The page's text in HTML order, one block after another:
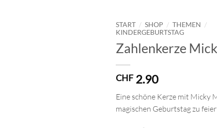
START / SHOP / THEMEN /
KINDERGEBURTSTAG
Zahlenkerze
CHF2.90
Eine schöne Kerze mit Micky
magischen Geburtstag zu